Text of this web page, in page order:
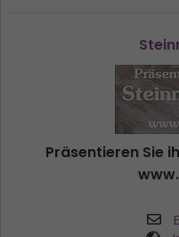
Präsentieren Sie